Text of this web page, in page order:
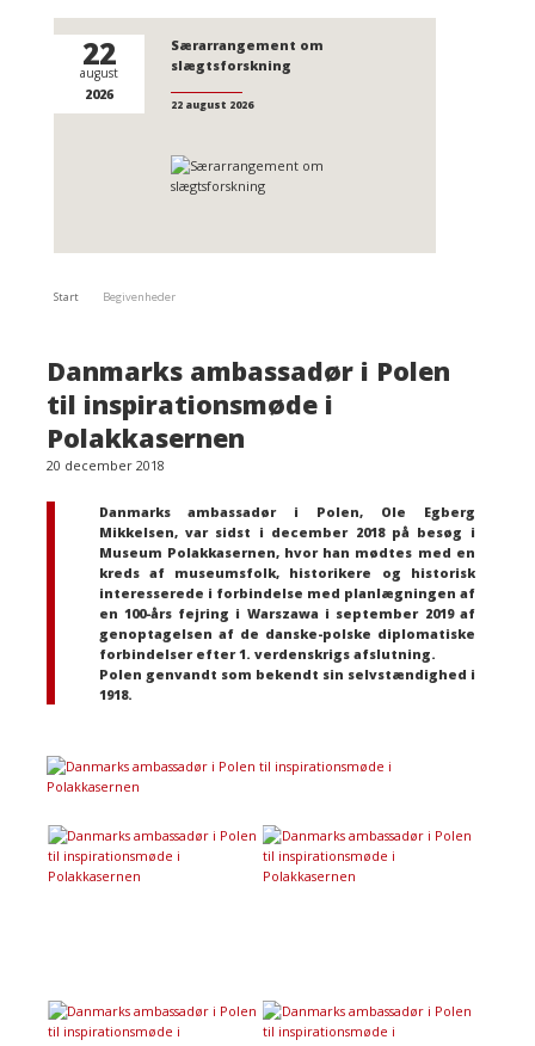
22
august
2026
Særarrangement om
slægtsforskning
22 august 2026
Start Begivenheder
Danmarks ambassadør i Polen
til inspirationsmøde i
Polakkasernen
20 december 2018
Danmarks ambassadør i Polen, Ole Egberg
Mikkelsen, var sidst i december 2018 på besøg i
Museum Polakkasernen, hvor han mødtes med en
kreds af museumsfolk, historikere og historisk
interesserede i forbindelse med planlægningen af
en 100-års fejring i Warszawa i september 2019 af
genoptagelsen af de danske-polske diplomatiske
forbindelser efter 1. verdenskrigs afslutning.
Polen genvandt som bekendt sin selvstændighed i
1918.